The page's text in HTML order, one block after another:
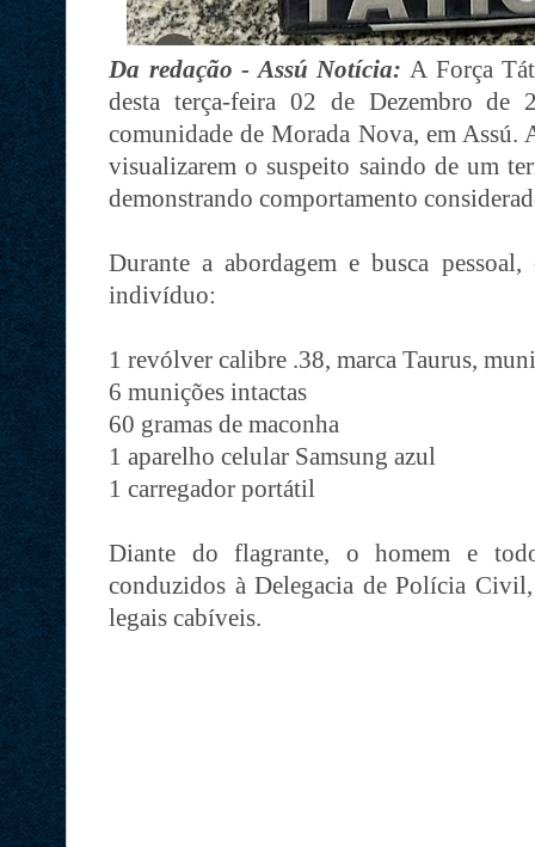
Da redação - Assú Notícia: A Força
desta terça-feira 02 de Dezembro de
comunidade de Morada Nova, em Assú.
visualizarem o suspeito saindo de um
demonstrando comportamento
Durante a abordagem e busca
indivíduo:
1 revólver calibre .38, marca Taurus,
6 munições intactas
60 gramas de maconha
1 aparelho celular Samsung azul
1 carregador portátil
Diante do flagrante, o homem e
conduzidos à Delegacia de Polícia Civil,
legais cabíveis.